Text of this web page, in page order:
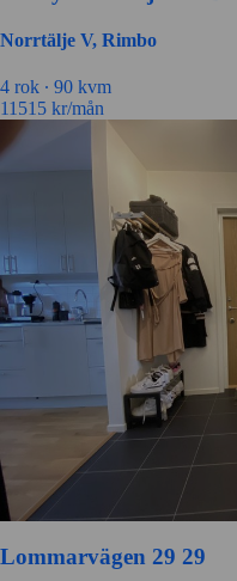
Norrtälje V, Rimbo
4 rok ∙ 90 kvm
11515 kr/mån
Lommarvägen 29 29